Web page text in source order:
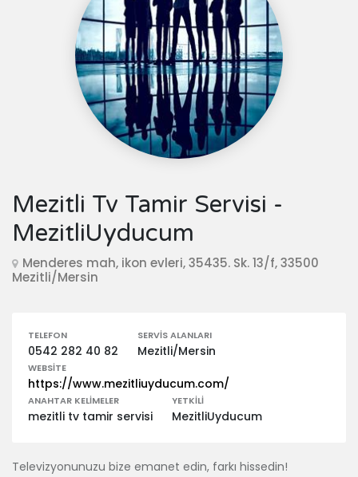
Mezitli Tv Tamir Servisi -
MezitliUyducum
Menderes mah, ikon evleri, 35435. Sk. 13/f, 33500
Mezitli/Mersin
TELEFON
0542 282 40 82
SERVIS ALANLARI
Mezitli/Mersin
WEBSITE
https://www.mezitliuyducum.com/
ANAHTAR KELIMELER
mezitli tv tamir servisi
YETKILI
MezitliUyducum
Televizyonunuzu bize emanet edin, farkı hissedin!